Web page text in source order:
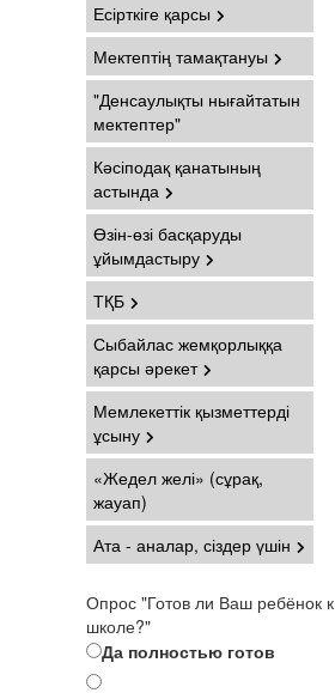
Есірткіге қарсы
Мектептің тамақтануы
"Денсаулықты нығайтатын
мектептер"
Кәсіподақ қанатының
астында
Өзін-өзі басқаруды
ұйымдастыру
ТҚБ
Сыбайлас жемқорлыққа
қарсы әрекет
Мемлекеттік қызметтерді
ұсыну
«Жедел желі» (сұрақ,
жауап)
Ата - аналар, сіздер үшін
Опрос "Готов ли Ваш ребёнок к
школе?"
Да полностью готов